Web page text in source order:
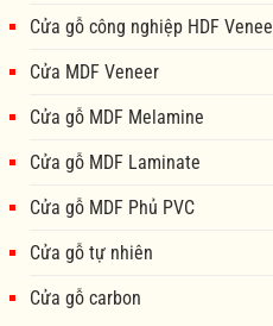
Cửa gỗ công nghiệp HDF
Cửa MDF Veneer
Cửa gỗ MDF Melamine
Cửa gỗ MDF Laminate
Cửa gỗ MDF Phủ PVC
Cửa gỗ tự nhiên
Cửa gỗ carbon